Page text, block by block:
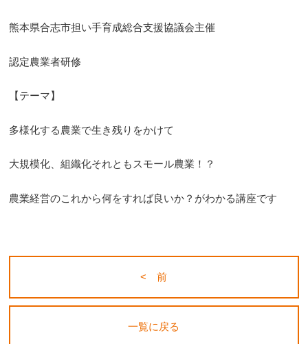
熊本県合志市担い手育成総合支援協議会主催
認定農業者研修
【テーマ】
多様化する農業で生き残りをかけて
大規模化、組織化それともスモール農業！？
農業経営のこれから何をすれば良いか？がわかる講座です
< 前
一覧に戻る